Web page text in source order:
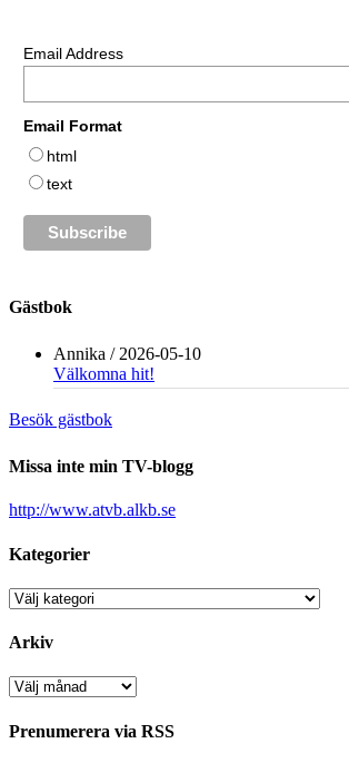
Email Address
Email Format
html
text
Gästbok
Annika / 2026-05-10
Välkomna hit!
Besök gästbok
Missa inte min TV-blogg
http://www.atvb.alkb.se
Kategorier
Kategorier
Arkiv
Arkiv
Prenumerera via RSS